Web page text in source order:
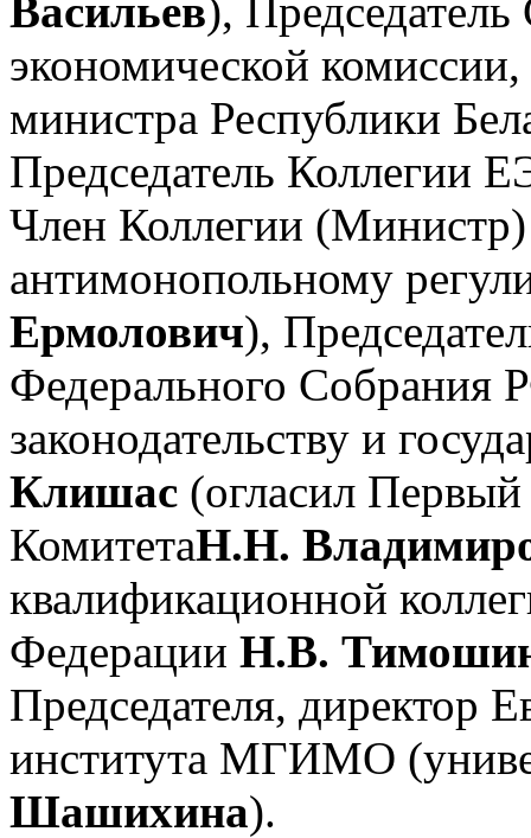
Васильев),
экономической
министра Республики
Председатель Коллегии
Член Коллегии
антимонопольному
Ермолович),
Федерального Собрания
законодательству и
Клишас (огласил Первый
КомитетаН.Н.
квалификационной
Федерации Н.В.
Председателя, директор
института МГИМО
Шашихина).